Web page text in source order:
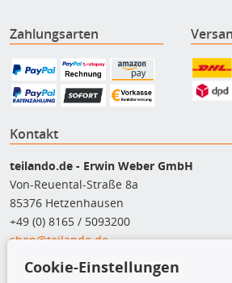
Zahlungsarten
Kontakt
teilando.de - Erwin Weber GmbH
Von-Reuental-Straße 8a
85376 Hetzenhausen
+49 (0) 8165 / 5093200
shop@teilando.de
Top Produkte
Cookie-Einstellungen